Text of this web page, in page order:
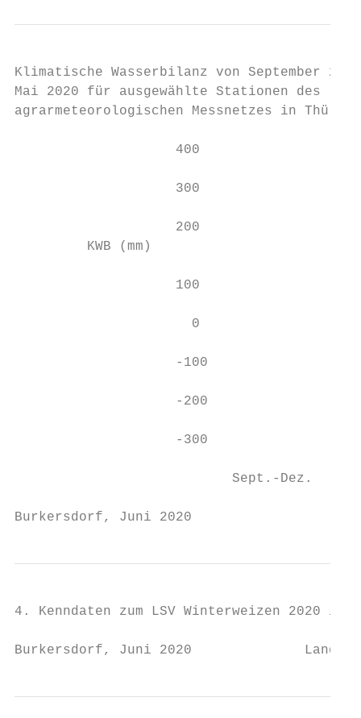
Klimatische Wasserbilanz von September
Mai 2020 für ausgewählte Stationen des
agrarmeteorologischen Messnetzes in
                    400
                    300
                    200
         KWB (mm)
                    100
                      0
                    -100
                    -200
                    -300
Sept.-Dez.
Burkersdorf, Juni 2020
4. Kenndaten zum LSV Winterweizen 2020 in
Burkersdorf, Juni 2020